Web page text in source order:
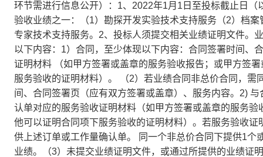
环节需进行信息公开）：1、2022年1月1日至投标截止日
验收业绩之一：（1）勘探开发实验技术支持服务（2）档
专家技术支持服务。2、投标人须提交相关业绩证明文件。
以下内容：1）合同，至少体现以下内容：合同签署时间、
证明材料 （如甲方签署或盖章的服务验收报告；或甲方签
服务验收的证明材料）。 （2）若业绩合同非总价合同，
间、合同签署页（应有双方签署或盖章）、服务内容。2)
认单对应的服务验收证明材料（如甲方签署或盖章的服务
他可以证明合同项下服务验收的证明材料）。若服务验收
供上述订单或工作量确认单。 同一个非总价合同下提供1
业绩。（3）未提交业绩证明文件，或通过所提供的业绩证